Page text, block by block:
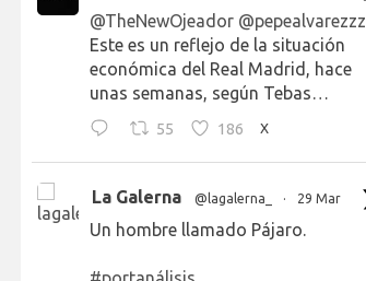
@TheNewOjeador @pepealvarezzz
Este es un reflejo de la situación
económica del Real Madrid, hace
unas semanas, según Tebas…
55 186 X
La Galerna @lagalerna_ · 29 Mar
Un hombre llamado Pájaro.